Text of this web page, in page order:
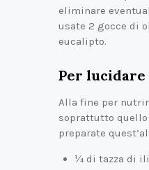
eliminare
usate 2 gocce di
eucalipto.
Per
Alla fine per
soprattutto
preparate
¼ di tazza di